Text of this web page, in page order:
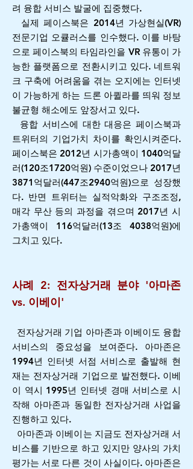
려 융합 서비스 발굴에 집중했다.
실제 페이스북은 2014년 가상현실(VR)
전문기업 오큘러스를 인수했다. 이를 바탕
으로 페이스북의 타임라인을 VR 유통이 가
능한 플랫폼으로 전환시키고 있다. 네트워
크 구축에 어려움을 겪는 오지에는 인터넷
이 가능하게 하는 드론 아퀼라를 띄워 정보
불균형 해소에도 앞장서고 있다.
융합 서비스에 대한 대응은 페이스북과
트위터의 기업가치 차이를 확인시켜준다.
페이스북은 2012년 시가총액이 1040억달
러(120조1720억원) 수준이었으나 2017년
3871억달러(447조2940억원)으로 성장했
다. 반면 트위터는 실적악화와 구조조정,
매각 무산 등의 과정을 겪으며 2017년 시
가총액이 116억달러(13조 4038억원)에
그치고 있다.
사례 2: 전자상거래 분야 '아마존
vs. 이베이'
전자상거래 기업 아마존과 이베이도 융합
서비스의 중요성을 보여준다. 아마존은
1994년 인터넷 서점 서비스로 출발해 현
재는 전자상거래 기업으로 발전했다. 이베
이 역시 1995년 인터넷 경매 서비스로 시
작해 아마존과 동일한 전자상거래 사업을
진행하고 있다.
아마존과 이베이는 지금도 전자상거래 서
비스를 기반으로 하고 있지만 양사의 가치
평가는 서로 다른 것이 사실이다. 아마존은